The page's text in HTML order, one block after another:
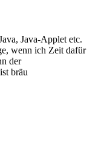
Java-Applet etc.
wenn ich Zeit dafür
der
bräu